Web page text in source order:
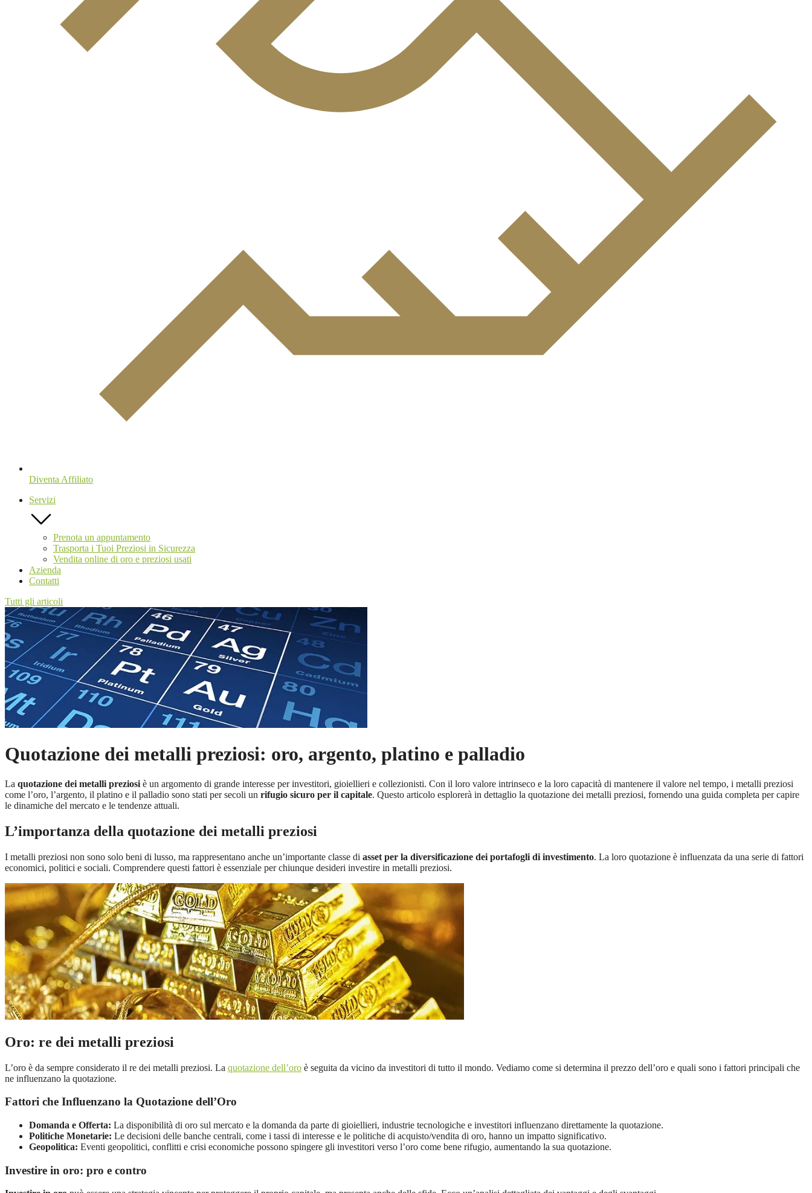
Diventa Affiliato
Servizi
Prenota un appuntamento
Trasporta i Tuoi Preziosi in Sicurezza
Vendita online di oro e preziosi usati
Azienda
Contatti
Tutti gli articoli
Quotazione dei metalli preziosi: oro, argento, platino e palladio
La quotazione dei metalli preziosi è un argomento di grande interesse per investitori, gioiellieri e collezionisti. Con il loro valore intrinseco e la loro capacità di mantenere il valore nel tempo, i metalli preziosi
come l’oro, l’argento, il platino e il palladio sono stati per secoli un rifugio sicuro per il capitale. Questo articolo esplorerà in dettaglio la quotazione dei metalli preziosi, fornendo una guida completa per capire
le dinamiche del mercato e le tendenze attuali.
L’importanza della quotazione dei metalli preziosi
I metalli preziosi non sono solo beni di lusso, ma rappresentano anche un’importante classe di asset per la diversificazione dei portafogli di investimento. La loro quotazione è influenzata da una serie di fattori
economici, politici e sociali. Comprendere questi fattori è essenziale per chiunque desideri investire in metalli preziosi.
Oro: re dei metalli preziosi
L’oro è da sempre considerato il re dei metalli preziosi. La quotazione dell’oro è seguita da vicino da investitori di tutto il mondo. Vediamo come si determina il prezzo dell’oro e quali sono i fattori principali che
ne influenzano la quotazione.
Fattori che Influenzano la Quotazione dell’Oro
Domanda e Offerta: La disponibilità di oro sul mercato e la domanda da parte di gioiellieri, industrie tecnologiche e investitori influenzano direttamente la quotazione.
Politiche Monetarie: Le decisioni delle banche centrali, come i tassi di interesse e le politiche di acquisto/vendita di oro, hanno un impatto significativo.
Geopolitica: Eventi geopolitici, conflitti e crisi economiche possono spingere gli investitori verso l’oro come bene rifugio, aumentando la sua quotazione.
Investire in oro: pro e contro